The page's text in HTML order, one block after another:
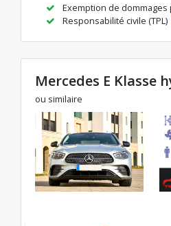
Exemption de dommages
Responsabilité civile (TPL)
Mercedes E Klasse
ou similaire